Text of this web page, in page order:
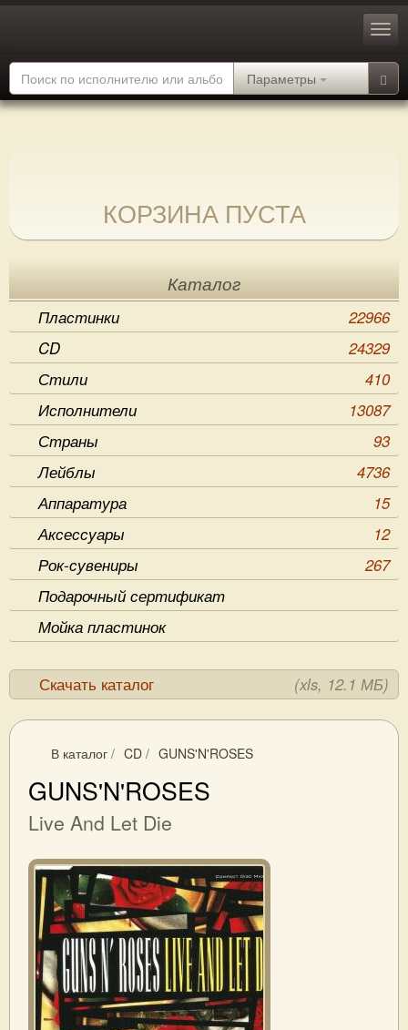
Параметры
КОРЗИНА ПУСТА
Каталог
Пластинки
22966
CD
24329
Стили
410
Исполнители
13087
Страны
93
Лейблы
4736
Аппаратура
15
Аксессуары
12
Рок-сувениры
267
Подарочный сертификат
Мойка пластинок
Скачать каталог (xls, 12.1 МБ)
В каталог / CD / GUNS'N'ROSES
GUNS'N'ROSES
Live And Let Die